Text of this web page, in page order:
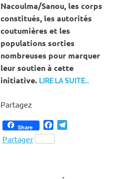
Nacoulma/Sanou, les corps
constitués, les autorités
coutumières et les
populations sorties
nombreuses pour marquer
leur soutien à cette
initiative. LIRE LA SUITE…
Partagez
Share Facebook
Partager